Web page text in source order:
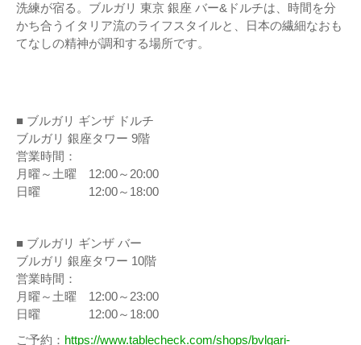
洗練が宿る。ブルガリ 東京 銀座 バー&ドルチは、時間を分
かち合うイタリア流のライフスタイルと、日本の繊細なおも
てなしの精神が調和する場所です。
■ ブルガリ ギンザ ドルチ
ブルガリ 銀座タワー 9階
営業時間：
月曜～土曜 12:00～20:00
日曜 12:00～18:00
■ ブルガリ ギンザ バー
ブルガリ 銀座タワー 10階
営業時間：
月曜～土曜 12:00～23:00
日曜 12:00～18:00
ご予約： https://www.tablecheck.com/shops/bvlgari-